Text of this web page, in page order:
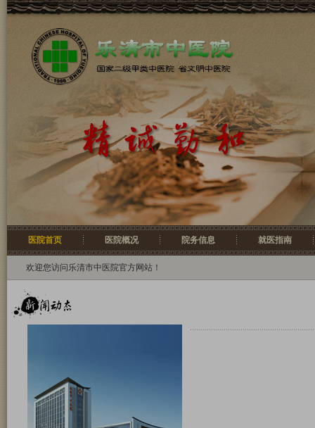
医院首页 医院概况 院务信息 就医指南
欢迎您访问乐清市中医院官方网站！